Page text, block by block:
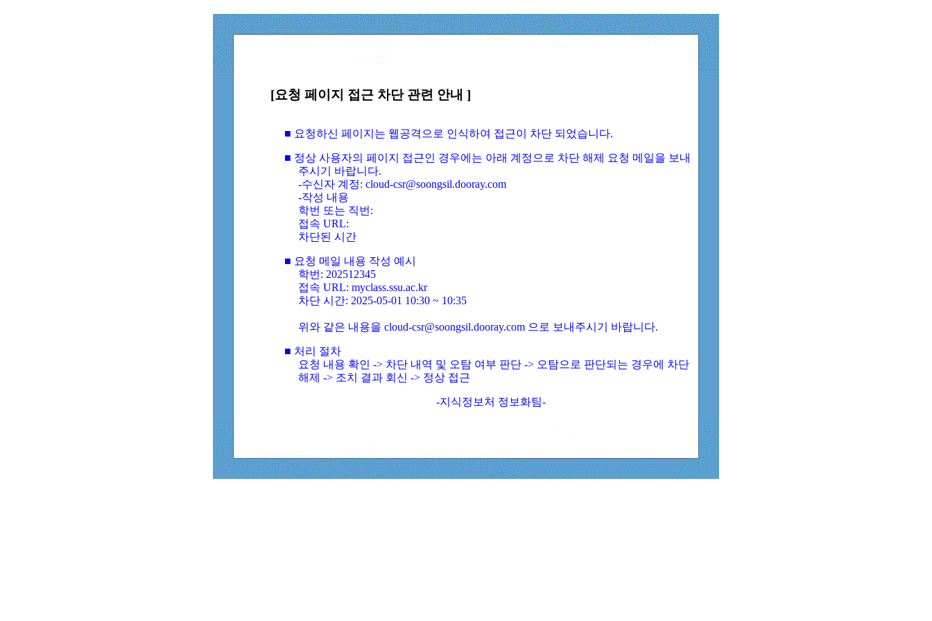
[요청 페이지 접근 차단 관련 안내 ]
■ 요청하신 페이지는 웹공격으로 인식하여 접근이 차단 되었습니다.
■ 정상 사용자의 페이지 접근인 경우에는 아래 계정으로 차단 해제 요청 메일을 보내
주시기 바랍니다.
-수신자 계정: cloud-csr@soongsil.dooray.com
-작성 내용
학번 또는 직번:
접속 URL:
차단된 시간
■ 요청 메일 내용 작성 예시
학번: 202512345
접속 URL: myclass.ssu.ac.kr
차단 시간: 2025-05-01 10:30 ~ 10:35
위와 같은 내용을 cloud-csr@soongsil.dooray.com 으로 보내주시기 바랍니다.
■ 처리 절차
요청 내용 확인 -> 차단 내역 및 오탐 여부 판단 -> 오탐으로 판단되는 경우에 차단
해제 -> 조치 결과 회신 -> 정상 접근
-지식정보처 정보화팀-